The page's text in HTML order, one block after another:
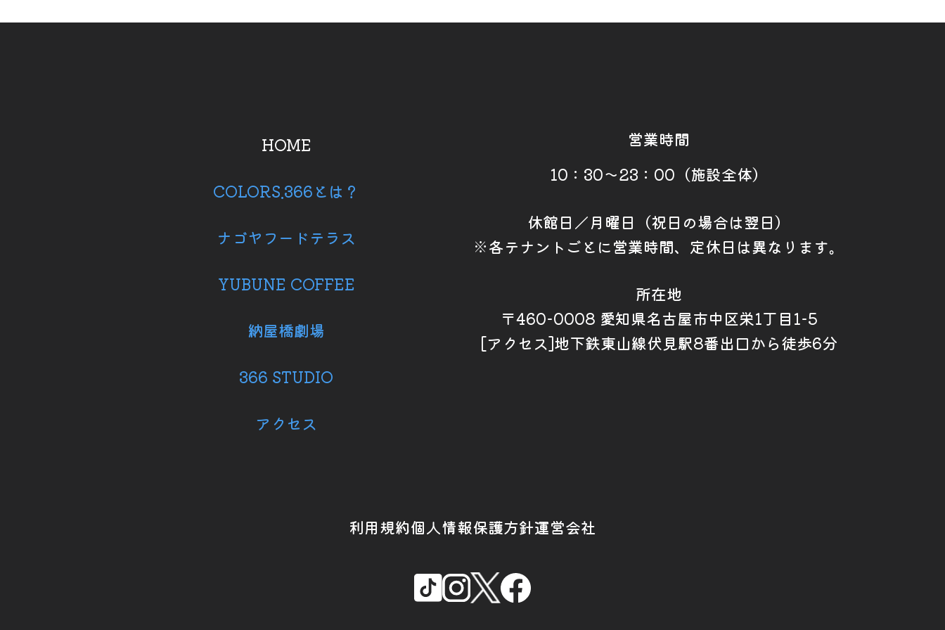
HOME
COLORS.366とは？
ナゴヤフードテラス
YUBUNE COFFEE
納屋橋劇場
366 STUDIO
アクセス
営業時間
10：30～23：00（施設全体）
休館日／月曜日（祝日の場合は翌日）
※各テナントごとに営業時間、定休日は異なります。
所在地
〒460-0008 愛知県名古屋市中区栄1丁目1-5
[アクセス]地下鉄東山線伏見駅8番出口から徒歩6分
利用規約個人情報保護方針運営会社